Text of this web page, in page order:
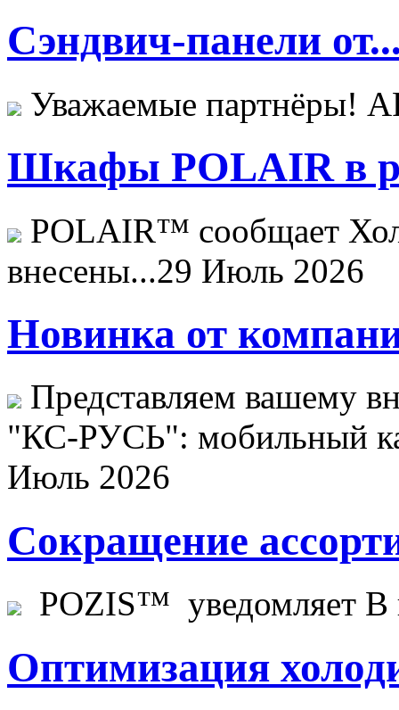
Сэндвич-панели
Уважаемые
Шкафы POLAIR в
POLAIR™ сообщает
внесены...29 Июль 2026
Новинка от
Представляем вашему
"КС-РУСЬ": мобильный
Июль 2026
Сокращение
POZIS™ уведомляет В
Оптимизация